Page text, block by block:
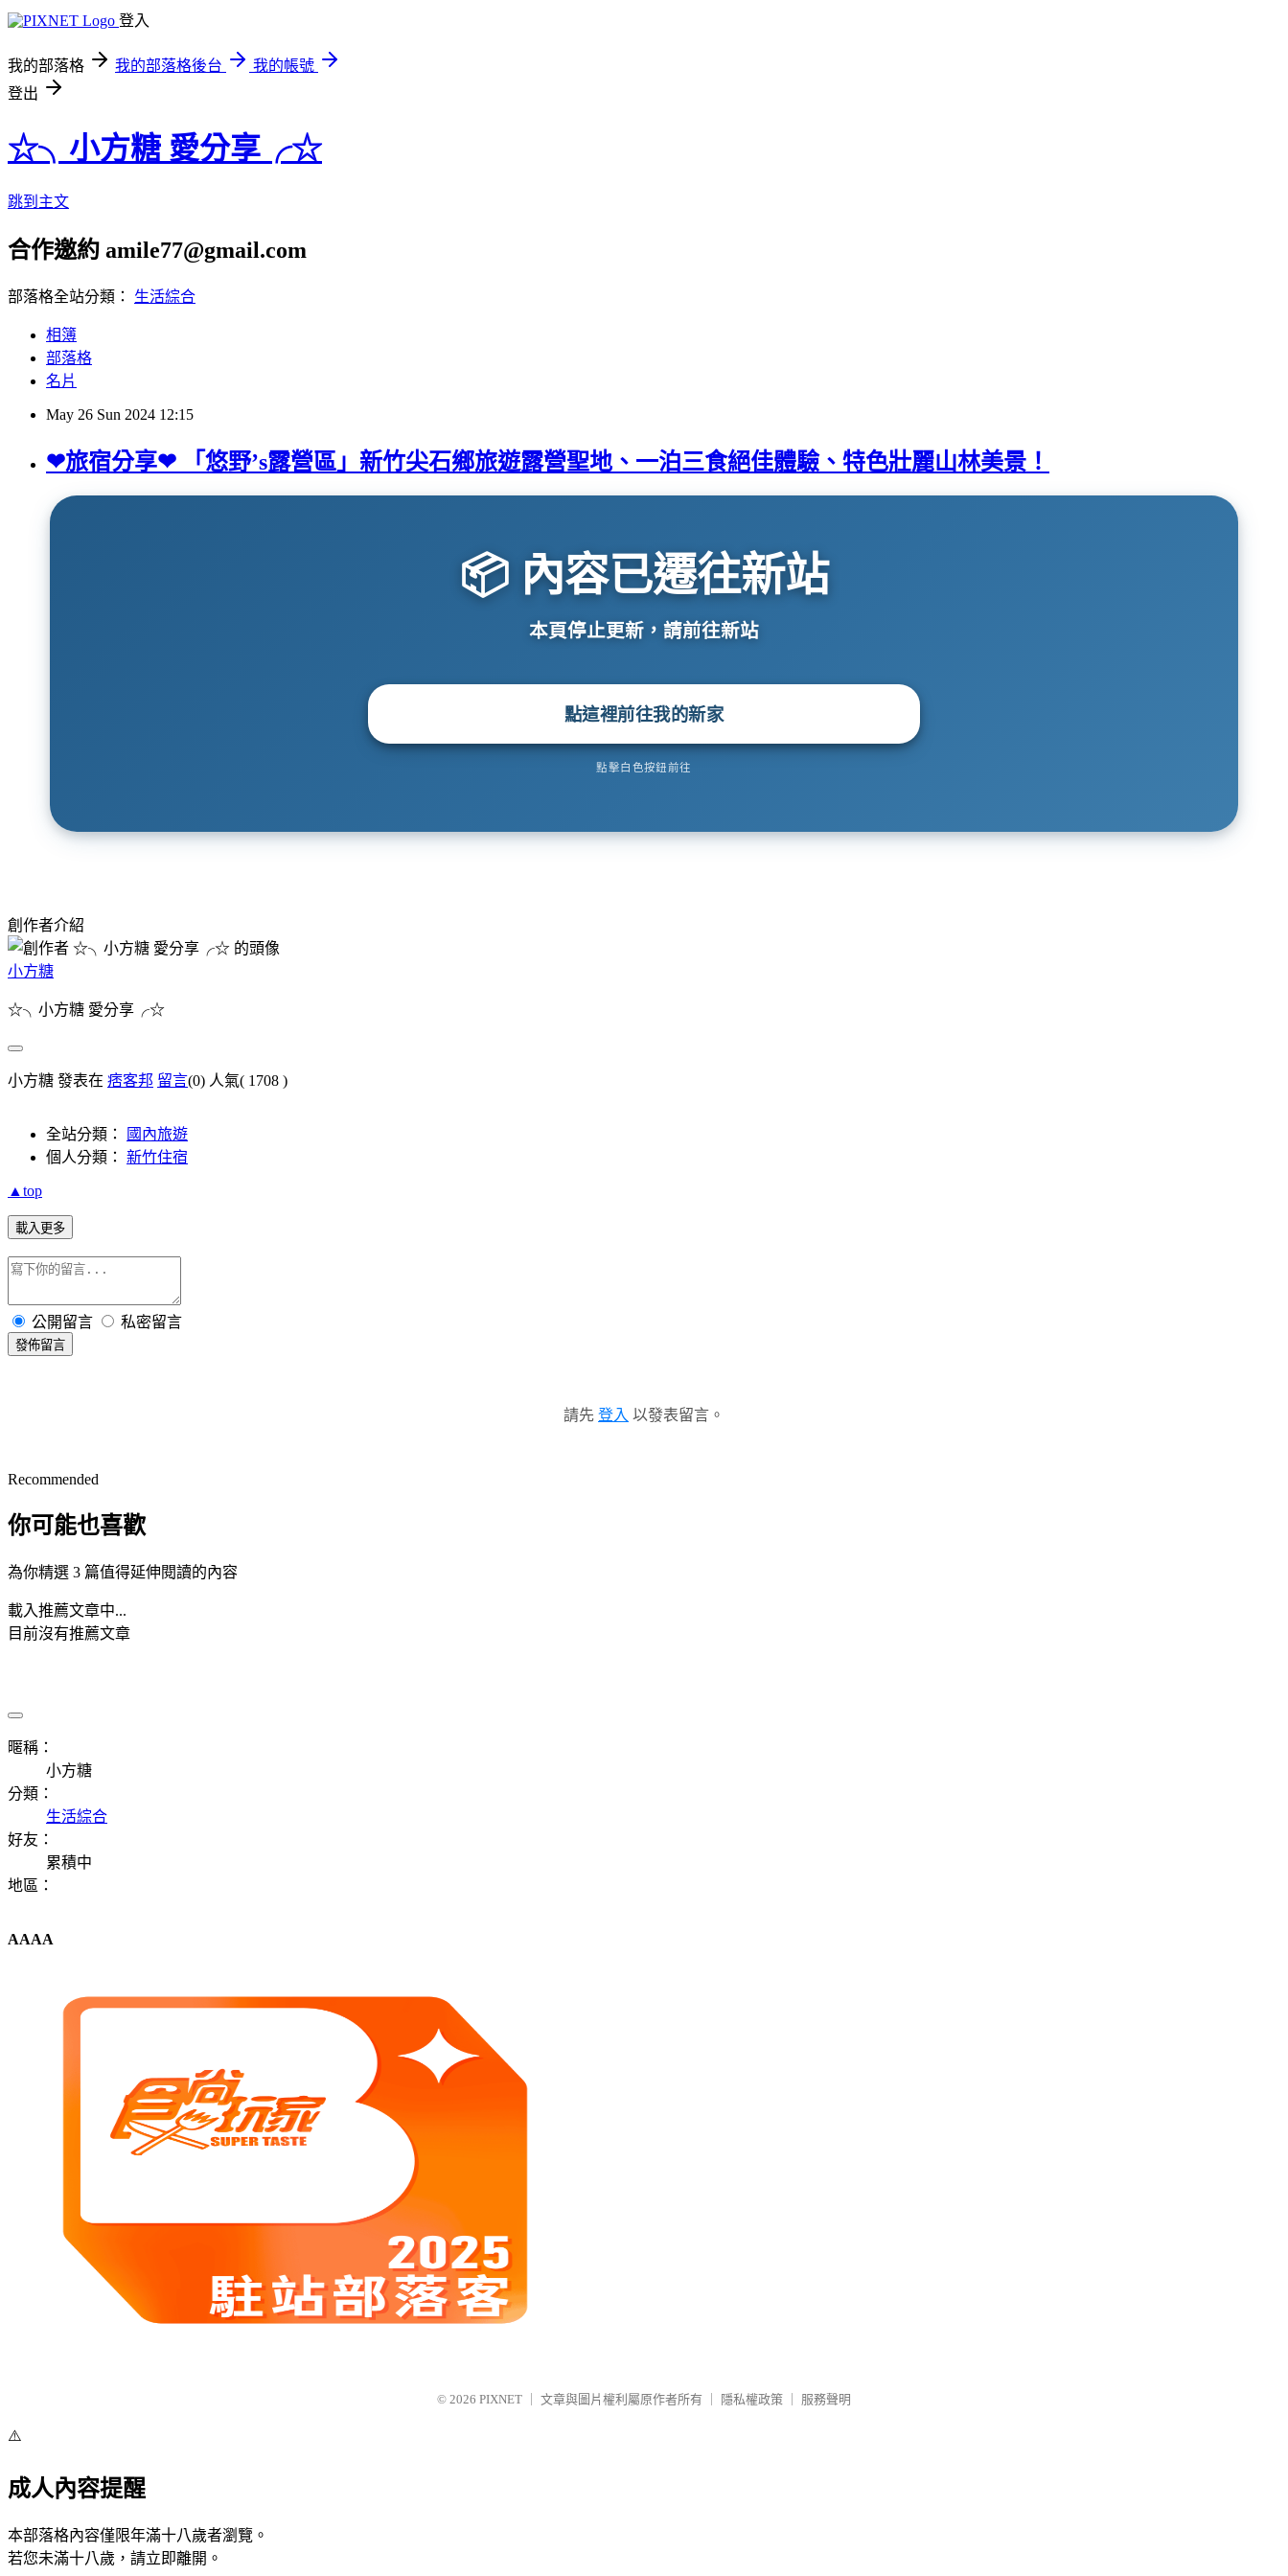
登入
我的部落格 我的部落格後台
我的帳號
登出
☆╮小方糖 愛分享╭☆
跳到主文
合作邀約 amile77@gmail.com
部落格全站分類： 生活綜合
相簿
部落格
名片
May 26 Sun 2024 12:15
❤旅宿分享❤ 「悠野’s露營區」新竹尖石鄉旅遊露營聖地、一泊三食絕佳體驗、特色壯麗山林美景！
📦 內容已遷往新站
本頁停止更新，請前往新站
點這裡前往我的新家
點擊白色按鈕前往
創作者介紹
小方糖
☆╮小方糖 愛分享╭☆
小方糖 發表在 痞客邦 留言(0) 人氣( 1708 )
全站分類：
國內旅遊
個人分類： 新竹住宿
▲top
載入更多
公開留言 私密留言
發佈留言
請先 登入 以發表留言。
Recommended
你可能也喜歡
為你精選 3 篇值得延伸閱讀的內容
載入推薦文章中...
目前沒有推薦文章
暱稱：
小方糖
分類：
生活綜合
好友：
累積中
地區：
AAAA
© 2026 PIXNET 文章與圖片權利屬原作者所有 隱私權政策 服務聲明
⚠️
成人內容提醒
本部落格內容僅限年滿十八歲者瀏覽。
若您未滿十八歲，請立即離開。